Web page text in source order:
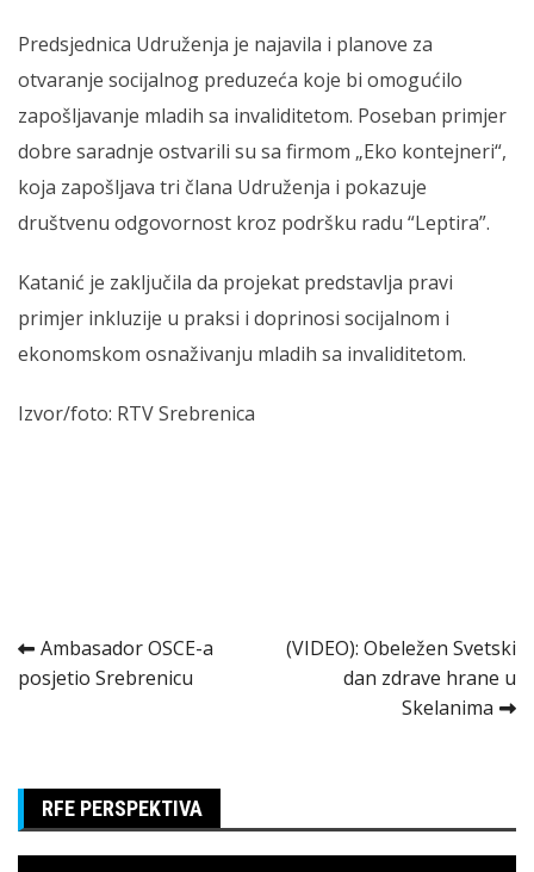
Predsjednica Udruženja je najavila i planove za
otvaranje socijalnog preduzeća koje bi omogućilo
zapošljavanje mladih sa invaliditetom. Poseban primjer
dobre saradnje ostvarili su sa firmom „Eko kontejneri“,
koja zapošljava tri člana Udruženja i pokazuje
društvenu odgovornost kroz podršku radu “Leptira”.
Katanić je zaključila da projekat predstavlja pravi
primjer inkluzije u praksi i doprinosi socijalnom i
ekonomskom osnaživanju mladih sa invaliditetom.
Izvor/foto: RTV Srebrenica
Kretanje
članka
Ambasador OSCE-a
posjetio Srebrenicu
(VIDEO): Obeležen Svetski
dan zdrave hrane u
Skelanima
RFE PERSPEKTIVA